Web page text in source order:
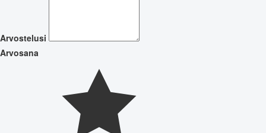
Arvostelusi
Arvosana